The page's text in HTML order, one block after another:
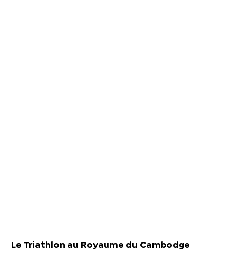
Le Triathlon au Royaume du Cambodge